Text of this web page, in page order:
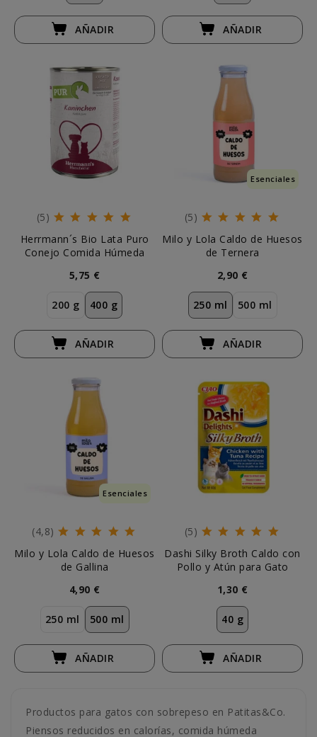
AÑADIR AÑADIR
(5)
Herrmann´s Bio Lata Puro
Conejo Comida Húmeda
5,75 €
200 g 400 g
AÑADIR
Esenciales
(5)
Milo y Lola Caldo de Huesos
de Ternera
2,90 €
250 ml 500 ml
AÑADIR
Esenciales
(4,8)
Milo y Lola Caldo de Huesos
de Gallina
4,90 €
250 ml 500 ml
AÑADIR
(5)
Dashi Silky Broth Caldo con
Pollo y Atún para Gato
1,30 €
40 g
AÑADIR
Productos para gatos con sobrepeso en Patitas&Co.
Piensos reducidos en calorías, comida húmeda